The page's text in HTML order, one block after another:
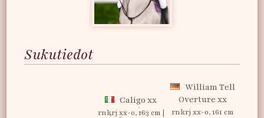
Sukutiedot
Caligo xx
rnkrj xx-o, 163 cm |
William Tell
Overture xx
rnkrj xx-o, 161 cm